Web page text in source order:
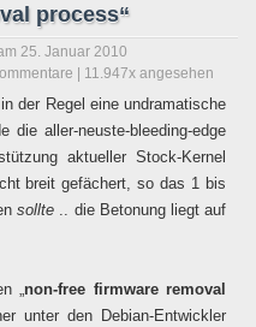
process“
25. Januar 2010
| 11.947x angesehen
der Regel eine undramatische
die aller-neuste-bleeding-edge
aktueller Stock-Kernel
breit gefächert, so das 1 bis
sollte .. die Betonung liegt auf
„ non-free firmware removal
unter den Debian-Entwickler